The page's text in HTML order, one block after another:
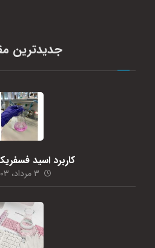
جدیدترین
کاربرد اسید
۳ مرداد، ۱۴۰۳